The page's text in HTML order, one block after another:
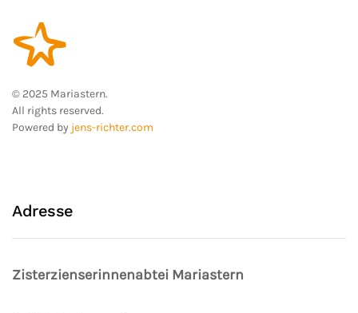
© 2025 Mariastern.
All rights reserved.
Powered by jens-richter.com
Adresse
Zisterzienserinnenabtei Mariastern